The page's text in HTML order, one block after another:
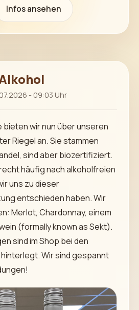
Infos ansehen
- 09:03 Uhr
bieten wir nun über unseren
Riegel an. Sie stammen
sind aber biozertifiziert.
häufig nach alkoholfreien
uns zu dieser
entschieden haben. Wir
Merlot, Chardonnay, einem
(formally known as Sekt).
sind im Shop bei den
Wir sind gespannt